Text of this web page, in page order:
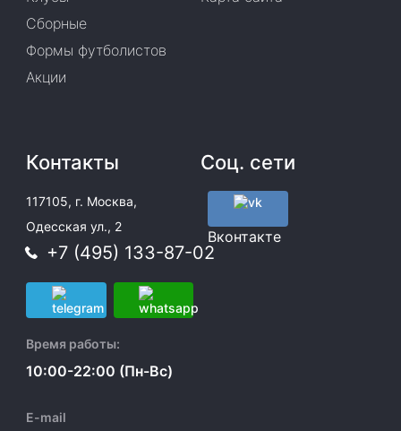
Сборные
Формы футболистов
Акции
Контакты
117105, г. Москва,
Одесская ул., 2
+7 (495) 133-87-02
Время работы:
10:00-22:00 (Пн-Вс)
E-mail
Соц. сети
Вконтакте